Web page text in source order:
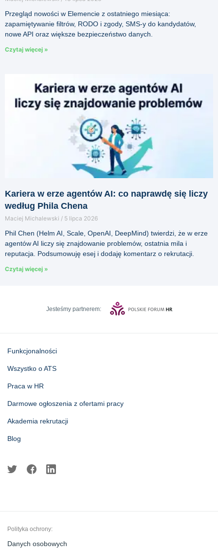
Przegląd nowości w Elemencie z ostatniego miesiąca:
zapamiętywanie filtrów, RODO i zgody, SMS-y do kandydatów,
nowe API oraz większe bezpieczeństwo danych.
Czytaj więcej »
Kariera w erze agentów AI: co naprawdę się liczy
według Phila Chena
Maciej Michalewski 5 lipca 2026
Phil Chen (Helm AI, Scale, OpenAI, DeepMind) twierdzi, że w erze
agentów AI liczy się znajdowanie problemów, ostatnia mila i
reputacja. Podsumowuję esej i dodaję komentarz o rekrutacji.
Czytaj więcej »
Jesteśmy partnerem:
Funkcjonalności
Wszystko o ATS
Praca w HR
Darmowe ogłoszenia z ofertami pracy
Akademia rekrutacji
Blog
Polityka ochrony:
Danych osobowych